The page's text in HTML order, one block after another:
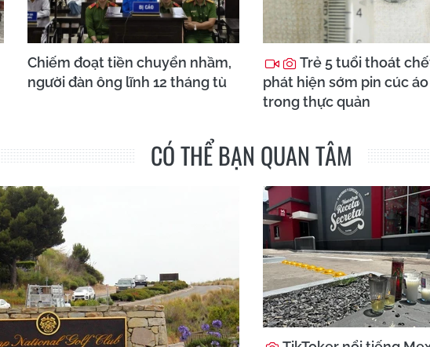
Chiếm đoạt tiền chuyển nhầm,
người đàn ông lĩnh 12 tháng tù
Trẻ 5 tuổi thoát
phát hiện sớm pin cúc
trong thực quản
CÓ THỂ BẠN QUAN TÂM